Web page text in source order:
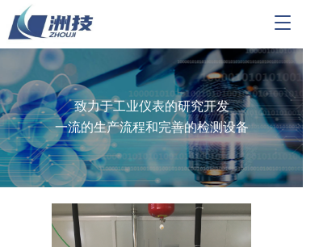
T
g
g
l
e
n
a
v
i
g
致力于工业仪表的研究开发
一流的生产流程和完善的检测设备